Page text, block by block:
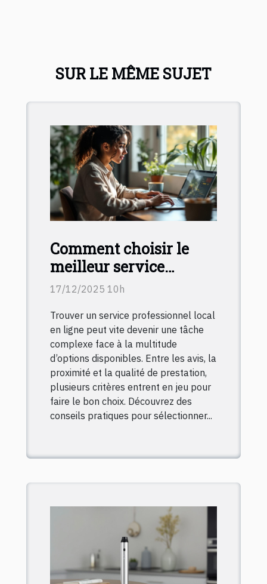
SUR LE MÊME SUJET
Comment choisir le
meilleur service
professionnel local en
17/12/2025 10h
Trouver un service professionnel local
en ligne peut vite devenir une tâche
complexe face à la multitude
d’options disponibles. Entre les avis, la
proximité et la qualité de prestation,
plusieurs critères entrent en jeu pour
faire le bon choix. Découvrez des
conseils pratiques pour sélectionner...